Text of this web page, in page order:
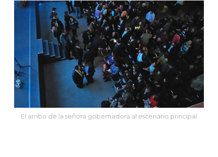
El arribo de la señora gobernadora al escenario principal